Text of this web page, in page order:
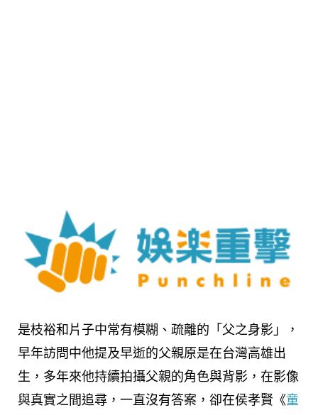
是枝裕和片子中常有模糊、疏離的「父之身影」，
早年訪問中他提及早逝的父親原是在台灣高雄出
生，多年來他持續拍攝父親的角色與背影，在影像
與真實之間追尋，一直沒有答案，卻在侯孝賢《童